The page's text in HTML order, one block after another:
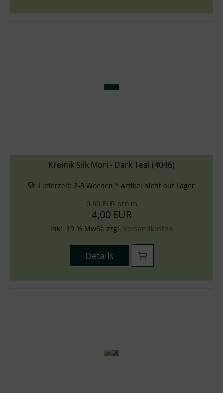
Kreinik Silk Mori - Dark Teal (4046)
Lieferzeit: 2-3 Wochen * Artikel nicht auf Lager
0,80 EUR pro m
4,00 EUR
inkl. 19 % MwSt. zzgl. Versandkosten
Details